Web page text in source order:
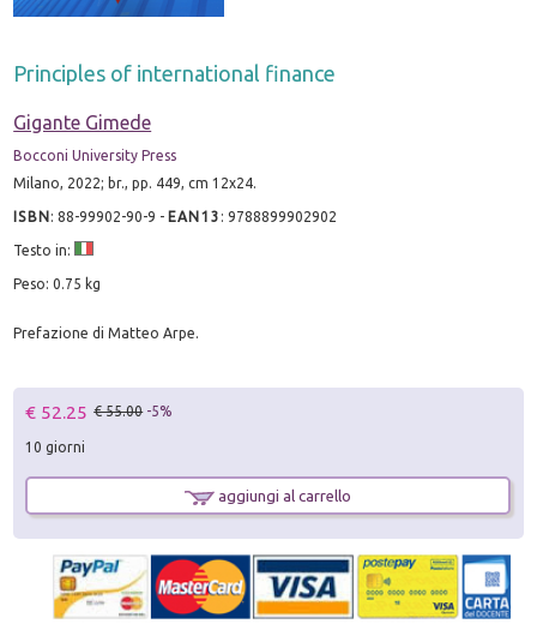
Principles of international finance
Gigante Gimede
Bocconi University Press
Milano, 2022; br., pp. 449, cm 12x24.
ISBN:88-99902-90-9 - EAN13 :9788899902902
Testo in:
Peso: 0.75 kg
Prefazione di Matteo Arpe.
€ 52.25 € 55.00 -5%
10 giorni
aggiungi al carrello